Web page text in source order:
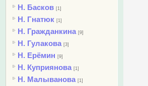
Н. Басков [1]
Н. Гнатюк [1]
Н. Гражданкина [9]
Н. Гулакова [3]
Н. Ерёмин [9]
Н. Куприянова [1]
Н. Малыванова [1]